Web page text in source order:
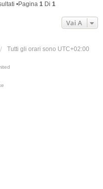
•Pagina 1 Di 1
Vai A
Tutti gli orari sono UTC+02:00